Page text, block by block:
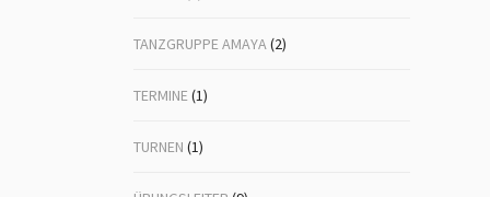
TANZGRUPPE AMAYA(2)
TERMINE(1)
TURNEN (1)